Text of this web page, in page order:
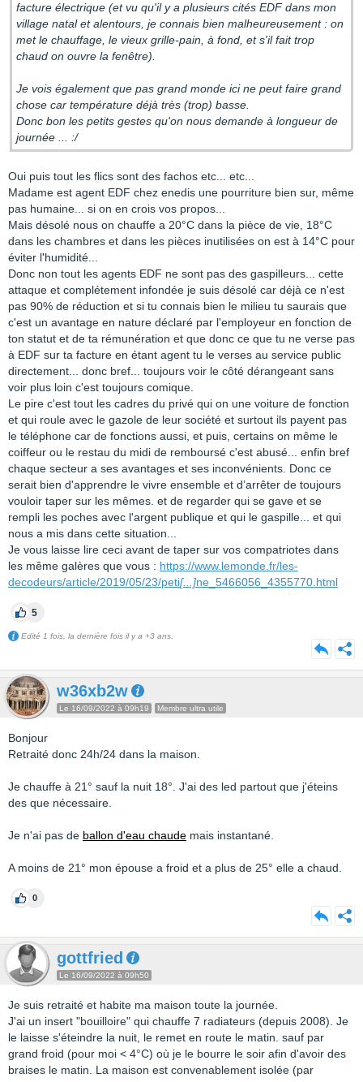
facture électrique (et vu qu'il y a plusieurs cités EDF dans mon
village natal et alentours, je connais bien malheureusement : on
met le chauffage, le vieux grille-pain, à fond, et s'il fait trop
chaud on ouvre la fenêtre).
Je vois également que pas grand monde ici ne peut faire grand
chose car température déjà très (trop) basse.
Donc bon les petits gestes qu'on nous demande à longueur de
journée ... :/
Oui puis tout les flics sont des fachos etc... etc...
Madame est agent EDF chez enedis une pourriture bien sur, même
pas humaine... si on en crois vos propos...
Mais désolé nous on chauffe a 20°C dans la pièce de vie, 18°C
dans les chambres et dans les pièces inutilisées on est à 14°C pour
éviter l'humidité...
Donc non tout les agents EDF ne sont pas des gaspilleurs... cette
attaque et complétement infondée je suis désolé car déjà ce n'est
pas 90% de réduction et si tu connais bien le milieu tu saurais que
c'est un avantage en nature déclaré par l'employeur en fonction de
ton statut et de ta rémunération et que donc ce que tu ne verse pas
à EDF sur ta facture en étant agent tu le verses au service public
directement... donc bref... toujours voir le côté dérangeant sans
voir plus loin c'est toujours comique.
Le pire c'est tout les cadres du privé qui on une voiture de fonction
et qui roule avec le gazole de leur société et surtout ils payent pas
le téléphone car de fonctions aussi, et puis, certains on même le
coiffeur ou le restau du midi de remboursé c'est abusé... enfin bref
chaque secteur a ses avantages et ses inconvénients. Donc ce
serait bien d'apprendre le vivre ensemble et d’arrêter de toujours
vouloir taper sur les mêmes. et de regarder qui se gave et se
rempli les poches avec l'argent publique et qui le gaspille... et qui
nous a mis dans cette situation...
Je vous laisse lire ceci avant de taper sur vos compatriotes dans
les même galères que vous : https://www.lemonde.fr/les-
decodeurs/article/2019/05/23/peti[...]ne_5466056_4355770.html
5
Edité 1 fois, la dernière fois il y a +3 ans.
w36xb2w
Le 16/09/2022 à 09h19 Membre ultra utile
Bonjour
Retraité donc 24h/24 dans la maison.
Je chauffe à 21° sauf la nuit 18°. J'ai des led partout que j'éteins
des que nécessaire.
Je n'ai pas de ballon d'eau chaude mais instantané.
A moins de 21° mon épouse a froid et a plus de 25° elle a chaud.
0
gottfried
Le 16/09/2022 à 09h50
Je suis retraité et habite ma maison toute la journée.
J'ai un insert "bouilloire" qui chauffe 7 radiateurs (depuis 2008). Je
le laisse s'éteindre la nuit, le remet en route le matin. sauf par
grand froid (pour moi < 4°C) où je le bourre le soir afin d'avoir des
braises le matin. La maison est convenablement isolée (par